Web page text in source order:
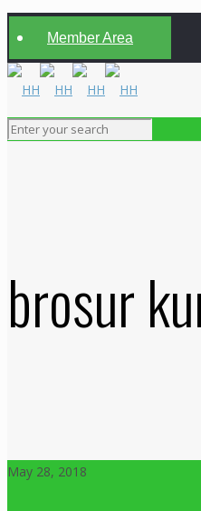
Member Area
brosur
May 28, 2018